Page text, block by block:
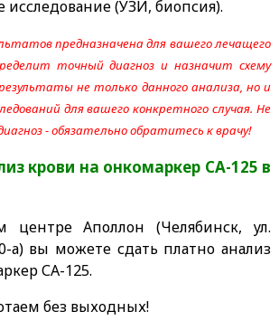
исследование (УЗИ, биопсия).
предназначена для вашего лечащего
точный диагноз и назначит схему
не только данного анализа, но и
для вашего конкретного случая. Не
- обязательно обратитесь к врачу!
крови на онкомаркер СА-125 в
центре Аполлон (Челябинск, ул.
а) вы можете сдать платно анализ
СА-125.
без выходных!